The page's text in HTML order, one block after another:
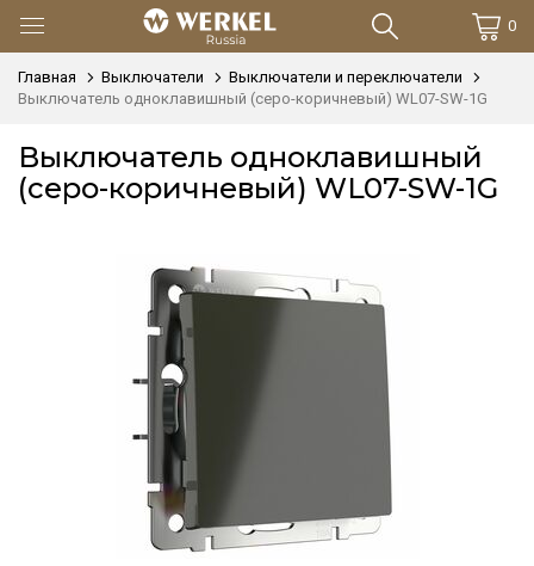
0
Главная Выключатели
Выключатели и переключатели
Выключатель одноклавишный (серо-коричневый) WL07-SW-1G
Выключатель одноклавишный
(серо-коричневый) WL07-SW-1G